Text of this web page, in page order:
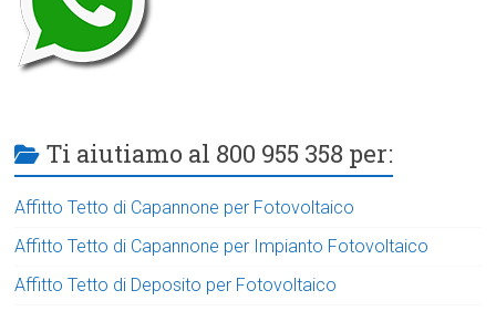
Ti aiutiamo al 800 955 358 per:
Affitto Tetto di Capannone per Fotovoltaico
Affitto Tetto di Capannone per Impianto Fotovoltaico
Affitto Tetto di Deposito per Fotovoltaico